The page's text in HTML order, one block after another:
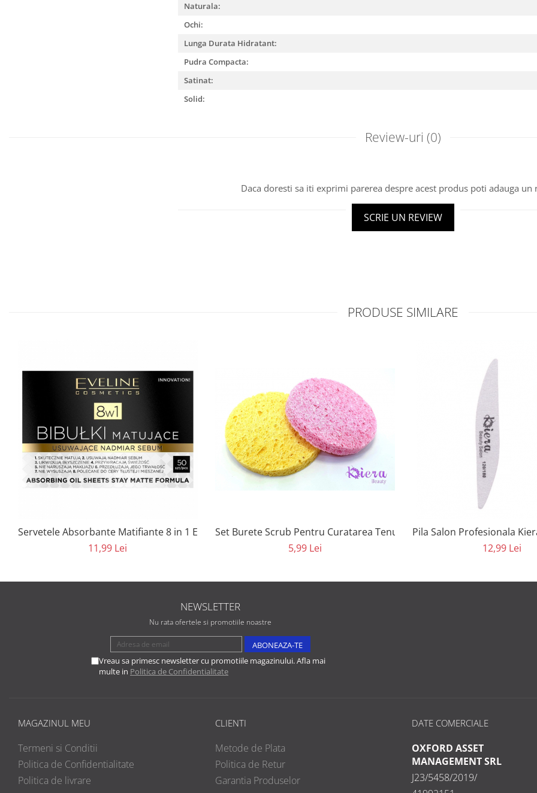
Naturala:
Ochi:
Lunga Durata Hidratant:
Pudra Compacta:
Satinat:
Solid:
Review-uri (0)
Daca doresti sa iti exprimi parerea despre acest produs poti adauga un
SCRIE UN REVIEW
PRODUSE SIMILARE
Servetele Absorbante Matifiante 8 in 1 Eveline Cosmetics
11,99 Lei
Set Burete Scrub Pentru Curatarea Tenului Kiera Beauty
5,99 Lei
Pila Salon Profesionala
12,99 Lei
NEWSLETTER
Nu rata ofertele si promotiile noastre
Vreau sa primesc newsletter cu promotiile magazinului. Afla mai
multe in Politica de Confidentialitate
MAGAZINUL MEU
Termeni si Conditii
Politica de Confidentialitate
Politica de livrare
CLIENTI
Metode de Plata
Politica de Retur
Garantia Produselor
DATE COMERCIALE
OXFORD ASSET
MANAGEMENT SRL
J23/5458/2019/